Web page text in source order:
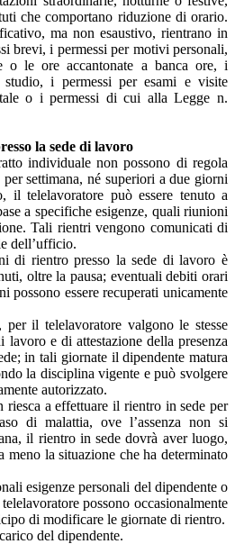
che comportano riduzione di orario.
ma non esaustivo, rientrano in
brevi, i permessi per motivi personali,
o le ore accantonate a banca ore, i
i permessi per esami e visite
o i permessi di cui alla Legge n.
la sede di lavoro
individuale non possono di regola
settimana, né superiori a due giorni
il telelavoratore può essere tenuto a
a specifiche esigenze, quali riunioni
Tali rientri vengono comunicati di
dell’ufficio.
di rientro presso la sede di lavoro è
oltre la pausa; eventuali debiti orari
essere recuperati unicamente
il telelavoratore valgono le stesse
e di attestazione della presenza
in tali giornate il dipendente matura
la disciplina vigente e può svolgere
autorizzato.
a effettuare il rientro in sede per
di malattia, ove l’assenza non si
il rientro in sede dovrà aver luogo,
meno la situazione che ha determinato
esigenze personali del dipendente o
possono occasionalmente
di modificare le giornate di rientro.
del dipendente.